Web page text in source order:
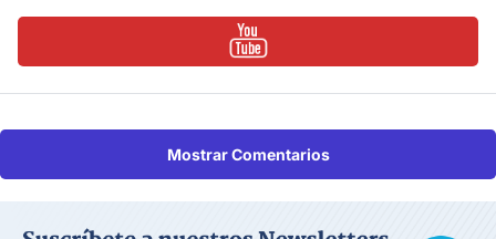
Mostrar Comentarios